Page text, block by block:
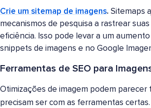
Crie um sitemap de imagens. Sitemaps
mecanismos de pesquisa a rastrear
eficiência. Isso pode levar a um aumento
snippets de imagens e no Google
Ferramentas de SEO para
Otimizações de imagem podem parecer
precisam ser com as ferramentas certas.